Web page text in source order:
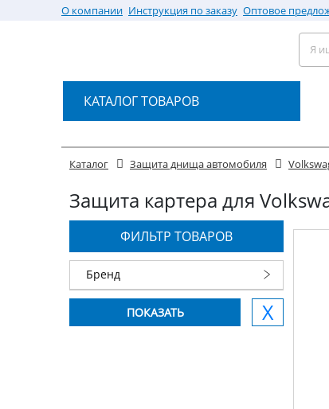
О компании Инструкция по заказу Оптовое
КАТАЛОГ ТОВАРОВ
Каталог Защита днища автомобиля
Защита картера для
ФИЛЬТР ТОВАРОВ
Бренд